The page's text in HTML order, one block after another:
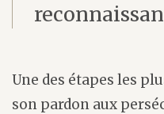
Une des étapes les
son pardon aux